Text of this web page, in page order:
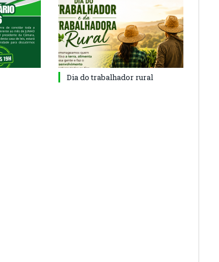
Dia do trabalhador rural